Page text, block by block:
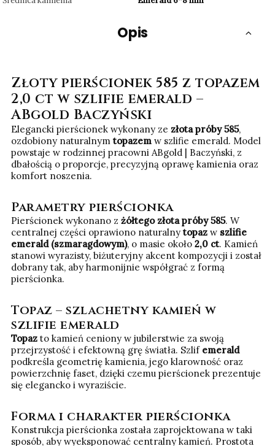
Opis
Złoty pierścionek 585 z topazem
2,0 ct w szlifie emerald –
ABgold Baczyński
Elegancki pierścionek wykonany ze złota próby 585,
ozdobiony naturalnym topazem w szlifie emerald. Model
powstaje w rodzinnej pracowni ABgold | Baczyński, z
dbałością o proporcje, precyzyjną oprawę kamienia oraz
komfort noszenia.
Parametry pierścionka
Pierścionek wykonano z żółtego złota próby 585. W
centralnej części oprawiono naturalny topaz w szlifie
emerald (szmaragdowym), o masie około 2,0 ct. Kamień
stanowi wyrazisty, biżuteryjny akcent kompozycji i został
dobrany tak, aby harmonijnie współgrać z formą
pierścionka.
Topaz – szlachetny kamień w
szlifie emerald
Topaz to kamień ceniony w jubilerstwie za swoją
przejrzystość i efektowną grę światła. Szlif emerald
podkreśla geometrię kamienia, jego klarowność oraz
powierzchnię faset, dzięki czemu pierścionek prezentuje
się elegancko i wyraziście.
Forma i charakter pierścionka
Konstrukcja pierścionka została zaprojektowana w taki
sposób, aby wyeksponować centralny kamień. Prostota